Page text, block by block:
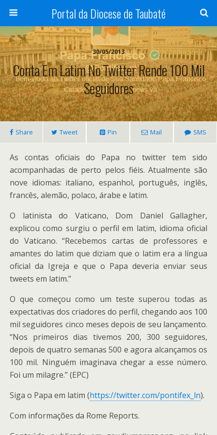
Portal da Diocese de Taubaté
30/05/2013
Conta Em Latim No Twitter Rende 100 Mil
Seguidores
Share Tweet Pin Mail SMS
As contas oficiais do Papa no twitter tem sido
acompanhadas de perto pelos fiéis. Atualmente são
nove idiomas: italiano, espanhol, português, inglês,
francês, alemão, polaco, árabe e latim.
O latinista do Vaticano, Dom Daniel Gallagher,
explicou como surgiu o perfil em latim, idioma oficial
do Vaticano. “Recebemos cartas de professores e
amantes do latim que diziam que o latim era a língua
oficial da Igreja e que o Papa deveria enviar seus
tweets em latim.”
O que começou como um teste superou todas as
expectativas dos criadores do perfil, chegando aos 100
mil seguidores cinco meses depois de seu lançamento.
“Nos primeiros dias tivemos 200, 300 seguidores,
depois de quatro semanas 500 e agora alcançamos os
100 mil. Ninguém imaginava chegar a esse número.
Foi um milagre.” (EPC)
Siga o Papa em latim (https://twitter.com/pontifex_ln).
Com informações da Rome Reports.